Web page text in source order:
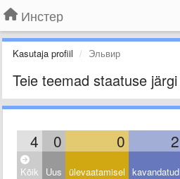
Инстер
Kasutaja profiil Эльвир
Teie teemad staatuse järgi
4 0 0 2
Kõik Uus ülevaatamisel kavandatud